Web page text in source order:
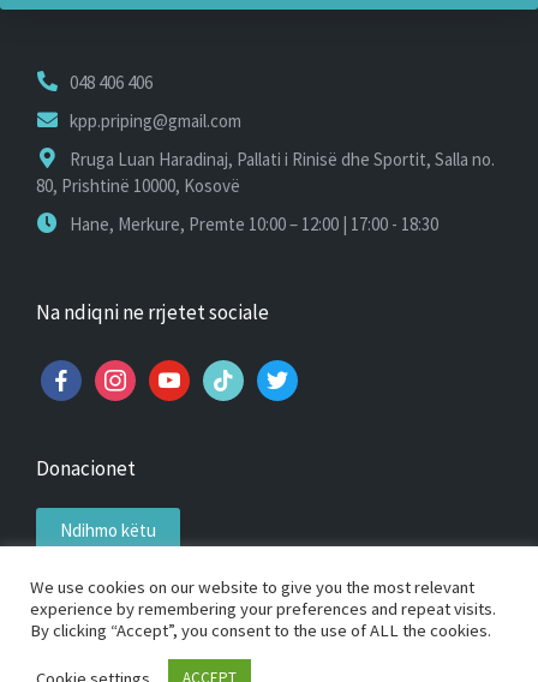
048 406 406
kpp.priping@gmail.com
Rruga Luan Haradinaj, Pallati i Rinisë dhe Sportit, Salla no.
80, Prishtinë 10000, Kosovë
Hane, Merkure, Premte 10:00 – 12:00 | 17:00 - 18:30
Na ndiqni ne rrjetet sociale
facebookinstagramyoutubetiktok twitter
Donacionet
Ndihmo këtu
Copyright 2026 — Klubi i Pingpongut Priping. All rights
We use cookies on our website to give you the most relevant
experience by remembering your preferences and repeat visits.
By clicking “Accept”, you consent to the use of ALL the cookies.
ACCEPT